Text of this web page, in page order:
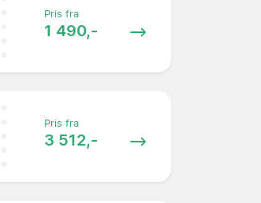
Pris fra
1 490,-
Pris fra
3 512,-